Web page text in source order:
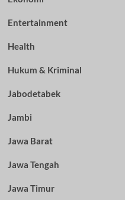
Entertainment
Health
Hukum & Kriminal
Jabodetabek
Jambi
Jawa Barat
Jawa Tengah
Jawa Timur